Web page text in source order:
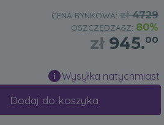
CENA RYNKOWA: zł4729
OSZCZĘDZASZ: 80%
zł 945.00
Wysyłka natychmiast
Dodaj do koszyka